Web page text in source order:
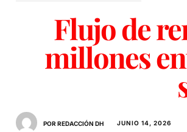
Flujo de
millones
POR REDACCIÓN DH JUNIO 14, 2026